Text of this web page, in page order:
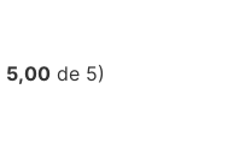
5,00 de 5)